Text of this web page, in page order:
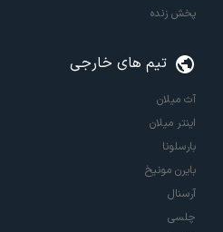
پخش زنده
تیم های خارجی
آث میلان
اینتر میلان
بارسلونا
بایرن مونیخ
آرسنال
چلسی